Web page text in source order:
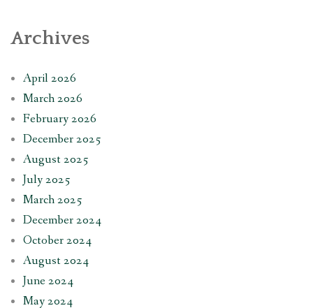
Archives
April 2026
March 2026
February 2026
December 2025
August 2025
July 2025
March 2025
December 2024
October 2024
August 2024
June 2024
May 2024